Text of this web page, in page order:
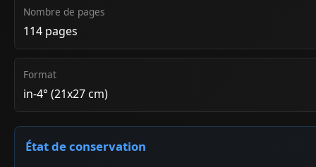
Nombre de pages
114 pages
Format
in-4° (21x27 cm)
État de conservation